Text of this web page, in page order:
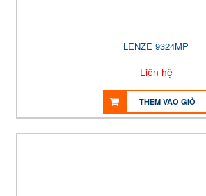
LENZE 9324MP
Liên hệ
THÊM VÀO GIỎ